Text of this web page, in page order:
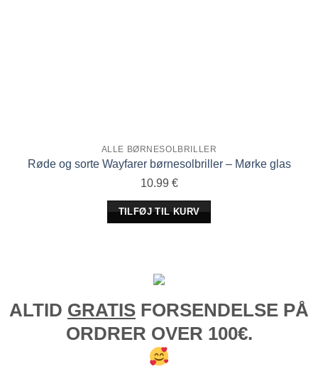
ALLE BØRNESOLBRILLER
Røde og sorte Wayfarer børnesolbriller – Mørke glas
10.99 €
TILFØJ TIL KURV
ALTID GRATIS FORSENDELSE PÅ
ORDRER OVER 100€.